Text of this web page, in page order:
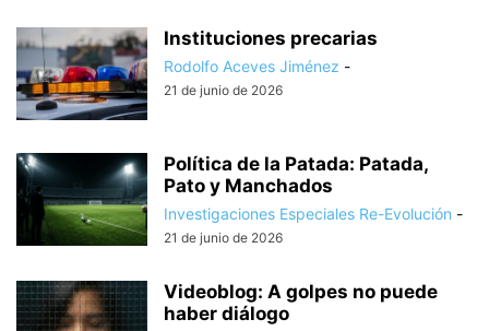
Instituciones precarias
Rodolfo Aceves Jiménez -
21 de junio de 2026
Política de la Patada: Patada,
Pato y Manchados
Investigaciones Especiales Re-Evolución -
21 de junio de 2026
Videoblog: A golpes no puede
haber diálogo